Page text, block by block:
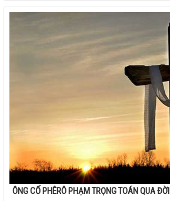
ÔNG CỐ PHÊRÔ PHẠM TRỌNG TOÁN QUA ĐỜI